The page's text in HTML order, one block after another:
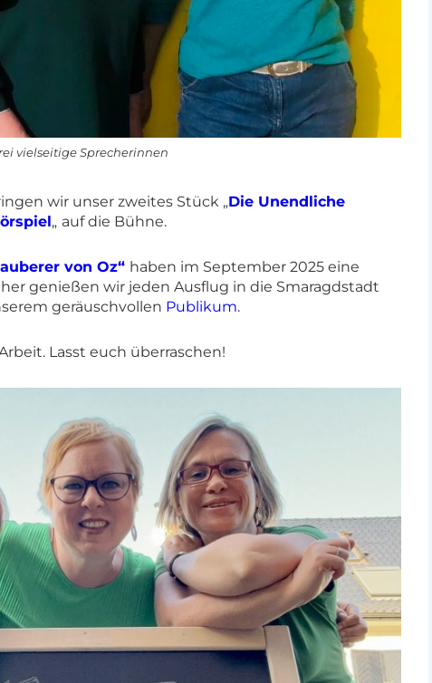
vielseitige Sprecherinnen
wir unser zweites Stück „Die Unendliche
„ auf die Bühne.
von Oz“ haben im September 2025 eine
genießen wir jeden Ausflug in die Smaragdstadt
geräuschvollen Publikum.
Lasst euch überraschen!